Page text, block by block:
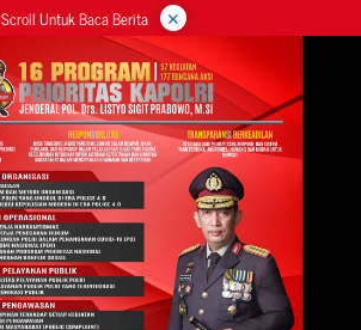
Scroll Untuk Baca Berita ×